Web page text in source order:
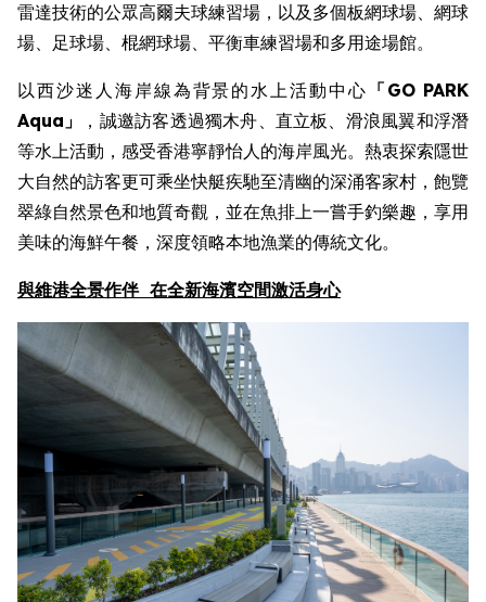
雷達技術的公眾高爾夫球練習場，以及多個板網球場、網球
場、足球場、棍網球場、平衡車練習場和多用途場館。
以西沙迷人海岸線為背景的水上活動中心 「 GO PARK
Aqua 」
，誠邀訪客透過獨木舟、直立板、滑浪風翼和浮潛
等水上活動，感受香港寧靜怡人的海岸風光。熱衷探索隱世
大自然的訪客更可乘坐快艇疾馳至清幽的深涌客家村，飽覽
翠綠自然景色和地質奇觀，並在魚排上一嘗手釣樂趣，享用
美味的海鮮午餐，深度領略本地漁業的傳統文化。
與維港全景作伴 在全新海濱空間激活身心